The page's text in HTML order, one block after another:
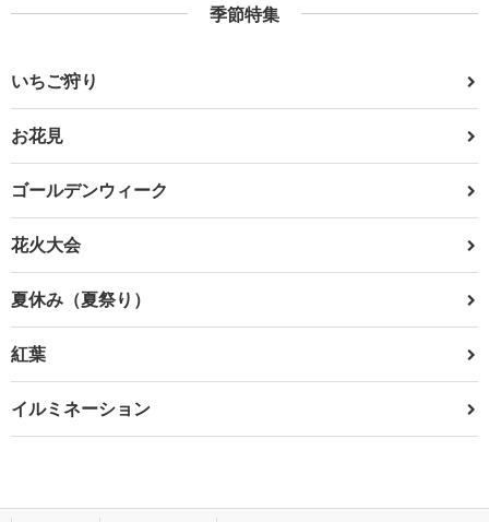
季節特集
いちご狩り
お花見
ゴールデンウィーク
花火大会
夏休み（夏祭り）
紅葉
イルミネーション